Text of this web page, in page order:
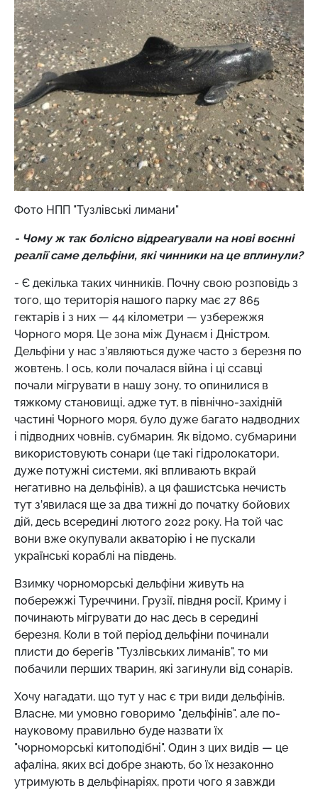
Фото НПП "Тузлівські лимани"
- Чому ж так болісно відреагували на нові воєнні
реалії саме дельфіни, які чинники на це вплинули?
- Є декілька таких чинників. Почну свою розповідь з
того, що територія нашого парку має 27 865
гектарів і з них — 44 кілометри — узбережжя
Чорного моря. Це зона між Дунаєм і Дністром.
Дельфіни у нас з’являються дуже часто з березня по
жовтень. І ось, коли почалася війна і ці ссавці
почали мігрувати в нашу зону, то опинилися в
тяжкому становищі, адже тут, в північно-західній
частині Чорного моря, було дуже багато надводних
і підводних човнів, субмарин. Як відомо, субмарини
використовують сонари (це такі гідролокатори,
дуже потужні системи, які впливають вкрай
негативно на дельфінів), а ця фашистська нечисть
тут з’явилася ще за два тижні до початку бойових
дій, десь всередині лютого 2022 року. На той час
вони вже окупували акваторію і не пускали
українські кораблі на південь.
Взимку чорноморські дельфіни живуть на
побережжі Туреччини, Грузії, півдня росії, Криму і
починають мігрувати до нас десь в середині
березня. Коли в той період дельфіни починали
плисти до берегів "Тузлівських лиманів", то ми
побачили перших тварин, які загинули від сонарів.
Хочу нагадати, що тут у нас є три види дельфінів.
Власне, ми умовно говоримо "дельфінів", але по-
науковому правильно буде назвати їх
"чорноморські китоподібні". Один з цих видів — це
афаліна, яких всі добре знають, бо їх незаконно
утримують в дельфінаріях, проти чого я завжди